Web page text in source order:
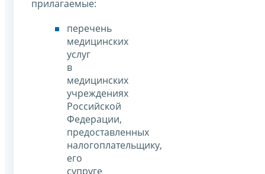
прилагаемые:
перечень
медицинских
услуг
в
медицинских
учреждениях
Российской
Федерации,
предоставленных
налогоплательщику,
его
супруге